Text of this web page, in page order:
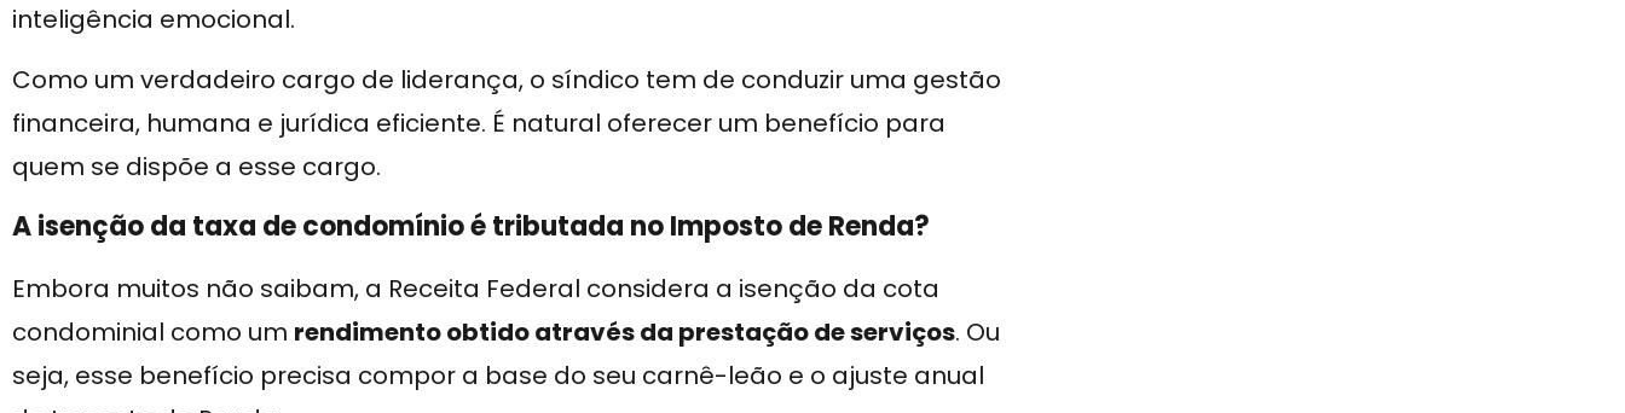
inteligência emocional.
Como um verdadeiro cargo de liderança, o síndico tem de conduzir uma gestão
financeira, humana e jurídica eficiente. É natural oferecer um benefício para
quem se dispõe a esse cargo.
A isenção da taxa de condomínio é tributada no Imposto de Renda?
Embora muitos não saibam, a Receita Federal considera a isenção da cota
condominial como um rendimento obtido através da prestação de serviços. Ou
seja, esse benefício precisa compor a base do seu carnê-leão e o ajuste anual